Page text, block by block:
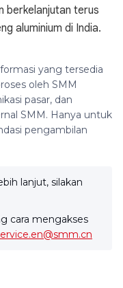
berkelanjutan terus
aluminium di India.
yang tersedia
oleh SMM
pasar, dan
SMM. Hanya untuk
pengambilan
lanjut, silakan
cara mengakses